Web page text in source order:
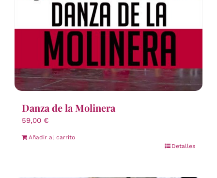
Danza de la Molinera
59,00 €
Añadir al carrito
Detalles